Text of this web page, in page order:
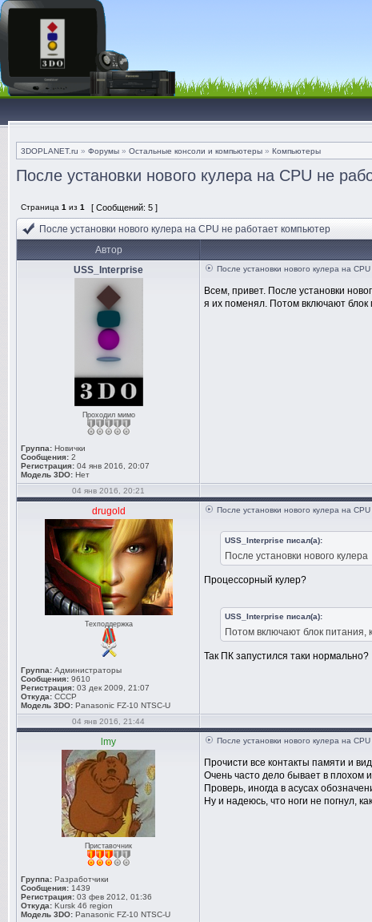
3DOPLANET.ru » Форумы » Остальные консоли и компьютеры » Компьютеры
После установки нового кулера на CPU не
Страница 1 из 1 [ Сообщений: 5 ]
После установки нового кулера на CPU не работает компьютер
Автор
USS_Interprise
Проходил мимо
Группа: Новички
Сообщения: 2
Регистрация: 04 янв 2016, 20:07
Модель 3DO: Нет
После установки нового кулера на
Всем, привет. После установки
я их поменял. Потом включают блок
04 янв 2016, 20:21
drugold
Техподдержка
Группа: Администраторы
Сообщения: 9610
Регистрация: 03 дек 2009, 21:07
Откуда: СССР
Модель 3DO: Panasonic FZ-10 NTSC-U
После установки нового кулера на
USS_Interprise писал(а):
После установки нового кулера
Процессорный кулер?
USS_Interprise писал(а):
Потом включают блок питания,
Так ПК запустился таки нормально?
04 янв 2016, 21:44
lmy
Приставочник
Группа: Разработчики
Сообщения: 1439
Регистрация: 03 фев 2012, 01:36
Откуда: Kursk 46 region
Модель 3DO: Panasonic FZ-10 NTSC-U
После установки нового кулера на
Прочисти все контакты памяти и
Очень часто дело бывает в плохом
Проверь, иногда в асусах
Ну и надеюсь, что ноги не погнул,